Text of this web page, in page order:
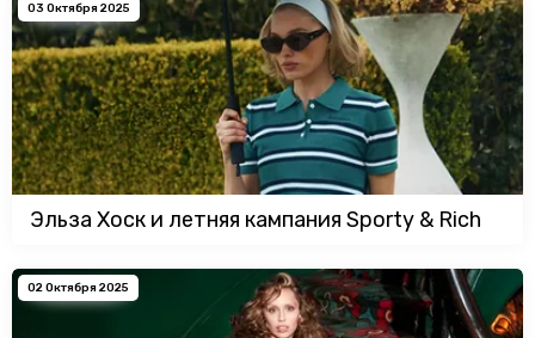
03 Октября 2025
Эльза Хоск и летняя кампания Sporty & Rich
02 Октября 2025